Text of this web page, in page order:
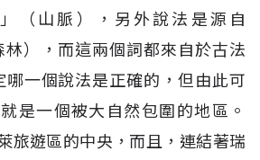
（山脈），另外說法是源自
林），而這兩個詞都來自於古法
哪一個說法是正確的，但由此可
是一個被大自然包圍的地區。
旅遊區的中央，而且，連結著瑞